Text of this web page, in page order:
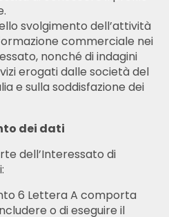
svolgimento dell’attività
commerciale nei
nonché di indagini
erogati dalle società del
e sulla soddisfazione dei
dei dati
dell’Interessato di
6 Lettera A comporta
o di eseguire il